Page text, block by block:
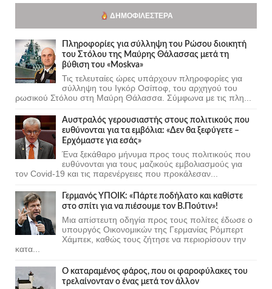
ΔΗΜΟΦΙΛΈΣΤΕΡΑ
Πληροφορίες για σύλληψη του Ρώσου διοικητή
του Στόλου της Mαύρης Θάλασσας μετά τη
βύθιση του «Moskva»
Τις τελευταίες ώρες υπάρχουν πληροφορίες για
σύλληψη του Ιγκόρ Οσίποφ, του αρχηγού του
ρωσικού Στόλου στη Μαύρη Θάλασσα. Σύμφωνα με τις πλη...
Αυστραλός γερουσιαστής στους πολιτικούς που
ευθύνονται για τα εμβόλια: «Δεν θα ξεφύγετε –
Ερχόμαστε για εσάς»
Ένα ξεκάθαρο μήνυμα προς τους πολιτικούς που
ευθύνονται για τους μαζικούς εμβολιασμούς για
τον Covid-19 και τις παρενέργειες που προκάλεσαν...
Γερμανός ΥΠΟΙΚ: «Πάρτε ποδήλατο και καθίστε
στο σπίτι για να πιέσουμε τον Β.Πούτιν»!
Μια απίστευτη οδηγία προς τους πολίτες έδωσε ο
υπουργός Οικονομικών της Γερμανίας Ρόμπερτ
Χάμπεκ, καθώς τους ζήτησε να περιορίσουν την
κατα...
Ο καταραμένος φάρος, που οι φαροφύλακες του
τρελαίνονταν ο ένας μετά τον άλλον